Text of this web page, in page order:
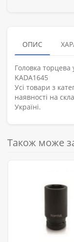
ОПИС
Головка торцева
KADA1645
Усі товари з
наявності на
Україні.
Також може